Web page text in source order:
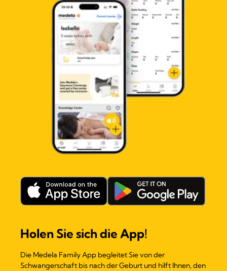
Holen Sie sich die App!
Die Medela Family App begleitet Sie von der
Schwangerschaft bis nach der Geburt und hilft Ihnen, den